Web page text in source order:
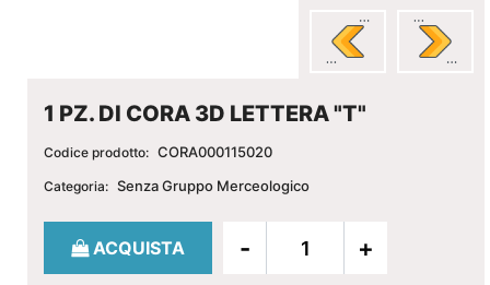
1 PZ. DI CORA 3D LETTERA "T"
Codice prodotto: CORA000115020
Categoria: Senza Gruppo Merceologico
Quantità
ACQUISTA